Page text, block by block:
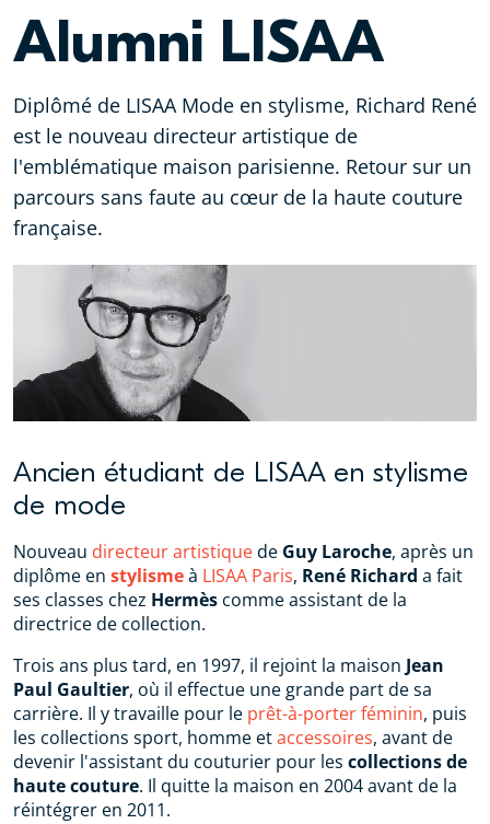
Alumni LISAA
Diplômé de LISAA Mode en stylisme, Richard René
est le nouveau directeur artistique de
l'emblématique maison parisienne. Retour sur un
parcours sans faute au cœur de la haute couture
française.
Ancien étudiant de LISAA en stylisme
de mode
Nouveau directeur artistiquede Guy Laroche, après un
diplôme en stylismeà LISAA Paris, René Richard a fait
ses classes chez Hermès comme assistant de la
directrice de collection.
Trois ans plus tard, en 1997, il rejoint la maison Jean
Paul Gaultier, où il effectue une grande part de sa
carrière. Il y travaille pour le prêt-à-porter féminin, puis
les collections sport, homme etaccessoires, avant de
devenir l'assistant du couturier pour les collections de
haute couture. Il quitte la maison en 2004 avant de la
réintégrer en 2011.